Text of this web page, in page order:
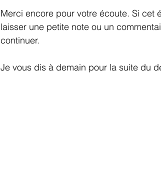
Merci encore pour votre écoute. Si cet
laisser une petite note ou un
continuer.
Je vous dis à demain pour la suite du